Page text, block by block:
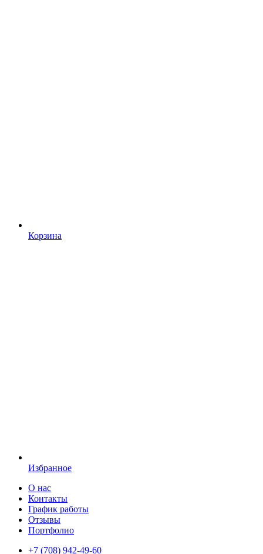
Корзина
Избранное
О нас
Контакты
График работы
Отзывы
Портфолио
+7 (708) 942-49-60